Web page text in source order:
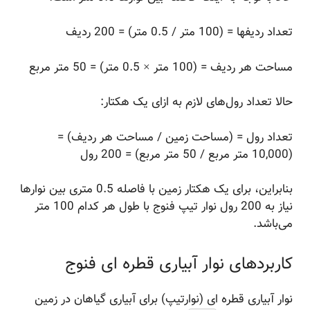
تعداد ردیفها = (100 متر / 0.5 متر) = 200 ردیف
مساحت هر ردیف = (100 متر × 0.5 متر) = 50 متر مربع
حالا تعداد رول‌های لازم به ازای یک هکتار:
تعداد رول = (مساحت زمین / مساحت هر ردیف) =
بنابراین، برای یک هکتار زمین با فاصله 0.5 متری بین نوارها
نیاز به 200 رول نوار تیپ فنوج با طول هر کدام 100 متر
می‌باشد.
کاربردهای نوار آبیاری قطره ای فنوج
نوار آبیاری قطره ای (نوارتیپ) برای آبیاری گیاهان در زمین